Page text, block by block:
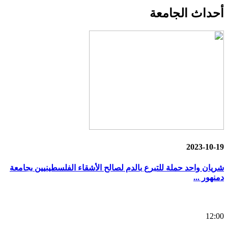
أحداث الجامعة
2023-10-19
شريان واحد حملة للتبرع بالدم لصالح الأشقاء الفلسطينيين بجامعة
دمنهور ...
12:00